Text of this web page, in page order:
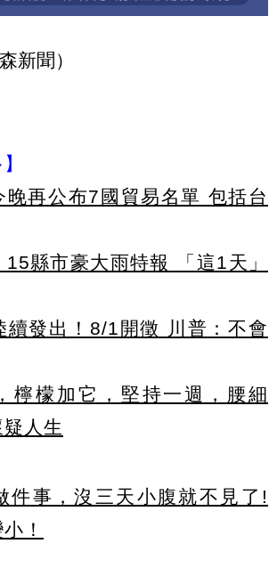
新聞）
晚再公布7國貿易名單 包括台
縣市豪大雨特報 「這1天」
續發出！8/1開徵 川普：不會
檸檬加它，堅持一週，腰細
人生
件事，沒三天小腹就不見了!
！